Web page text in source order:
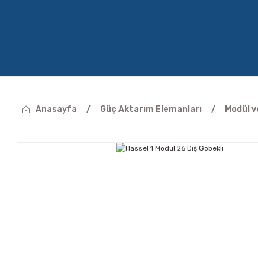
Anasayfa Güç Aktarım Elemanları Modül